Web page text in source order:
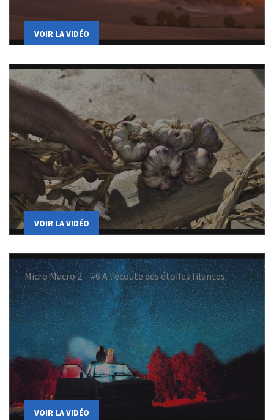
VOIR LA VIDÉO
Micro Macro 2 – #7 De la tête aux oreilles
VOIR LA VIDÉO
Micro Macro 2 – #6 A l’écoute des étoiles filantes
VOIR LA VIDÉO